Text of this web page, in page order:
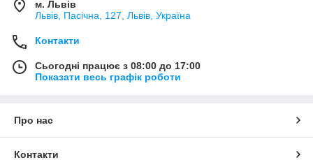
м. Львів
Львів, Пасічна, 127, Львів, Україна
Контакти
Сьогодні працює з 08:00 до 17:00
Показати весь графік роботи
Про нас
Контакти